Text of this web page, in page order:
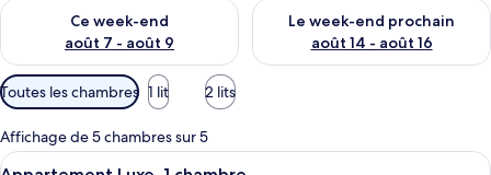
Ce week-end
août 7 - août 9
Vérifier la disponibilité pour ce week-end août 7 - août 9
Le week-end prochain
août 14 - août 16
Vérifier la disponibilité pour
Filtres
disponibles
pour
les
Toutes les chambres 1 lit 2 lits
Affichage de 5 chambres sur 5
Afficher
Une chambre à coucher moderne
11